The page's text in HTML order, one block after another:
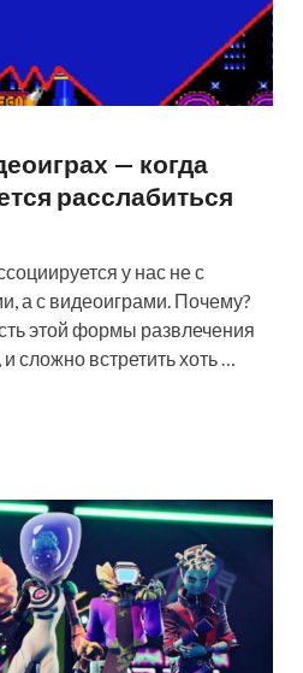
— когда
расслабиться
у нас не с
а с видеоиграми. Почему?
этой формы развлечения
сложно встретить хоть …